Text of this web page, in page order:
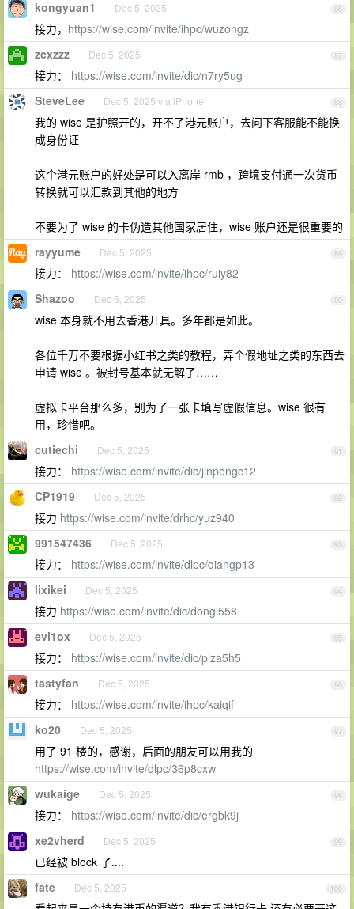
86
kongyuan1 Dec 5, 2025
接力， https://wise.com/invite/ihpc/wuzongz
87
zcxzzz Dec 5, 2025
接力： https://wise.com/invite/dic/n7ry5ug
88
SteveLee Dec 5, 2025 via iPhone
我的 wise 是护照开的，开不了港元账户，去问下客服能不能换
成身份证
这个港元账户的好处是可以入离岸 rmb ，跨境支付通一次货币
转换就可以汇款到其他的地方
不要为了 wise 的卡伪造其他国家居住，wise 账户还是很重要的
89
rayyume Dec 5, 2025
接力： https://wise.com/invite/ihpc/ruiy82
90
Shazoo Dec 5, 2025
wise 本身就不用去香港开具。多年都是如此。
各位千万不要根据小红书之类的教程，弄个假地址之类的东西去
申请 wise 。被封号基本就无解了……
虚拟卡平台那么多，别为了一张卡填写虚假信息。wise 很有
用，珍惜吧。
91
cutiechi Dec 5, 2025
接力： https://wise.com/invite/dic/jinpengc12
92
CP1919 Dec 5, 2025
接力 https://wise.com/invite/drhc/yuz940
93
991547436 Dec 5, 2025
接力： https://wise.com/invite/dlpc/qiangp13
94
lixikei Dec 5, 2025
接力 https://wise.com/invite/dic/dongl558
95
evi1ox Dec 5, 2025
接力： https://wise.com/invite/dic/plza5h5
96
tastyfan Dec 5, 2025
接力： https://wise.com/invite/ihpc/kaiqif
97
ko20 Dec 5, 2025
用了 91 楼的，感谢，后面的朋友可以用我的
https://wise.com/invite/dlpc/36p8cxw
98
wukaige Dec 5, 2025
接力： https://wise.com/invite/dic/ergbk9j
99
xe2vherd Dec 5, 2025
已经被 block 了....
100
fate Dec 5, 2025